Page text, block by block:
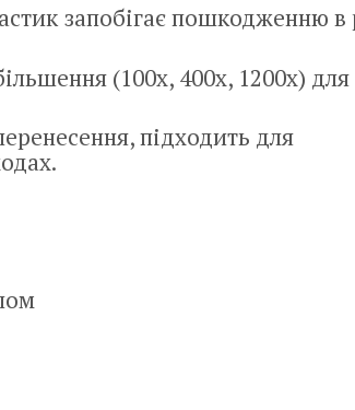
запобігає пошкодженню в
(100х, 400х, 1200х) для
підходить для